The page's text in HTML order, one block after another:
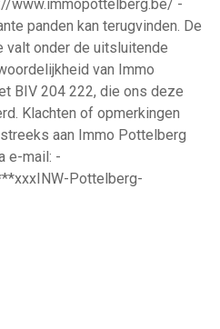
www.immopottelberg.be/ -
panden kan terugvinden. De
valt onder de uitsluitende
van Immo
BIV 204 222, die ons deze
Klachten of opmerkingen
aan Immo Pottelberg
e-mail: -
Pottelberg-